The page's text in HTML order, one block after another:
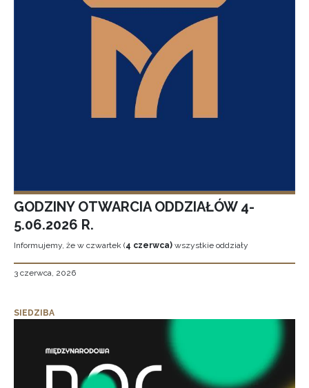
GODZINY OTWARCIA ODDZIAŁÓW 4-
5.06.2026 R.
Informujemy, że w czwartek (4 czerwca) wszystkie oddziały
3 czerwca, 2026
SIEDZIBA